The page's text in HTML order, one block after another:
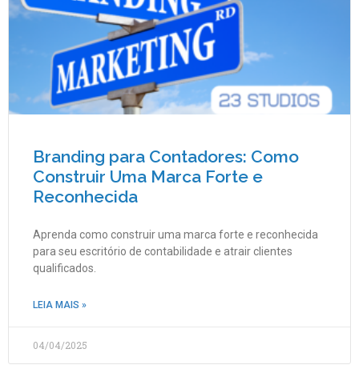
Branding para Contadores: Como
Construir Uma Marca Forte e
Reconhecida
Aprenda como construir uma marca forte e reconhecida
para seu escritório de contabilidade e atrair clientes
qualificados.
LEIA MAIS »
04/04/2025